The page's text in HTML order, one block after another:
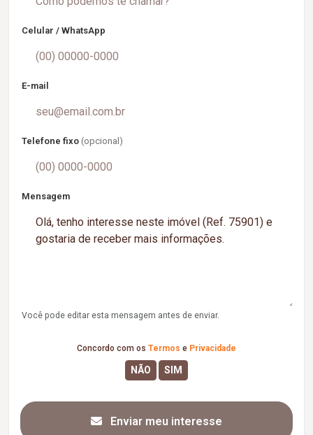
Celular / WhatsApp
E-mail
Telefone fixo (opcional)
Mensagem
Você pode editar esta mensagem antes de enviar.
Concordo com os Termos e Privacidade
Enviar meu interesse